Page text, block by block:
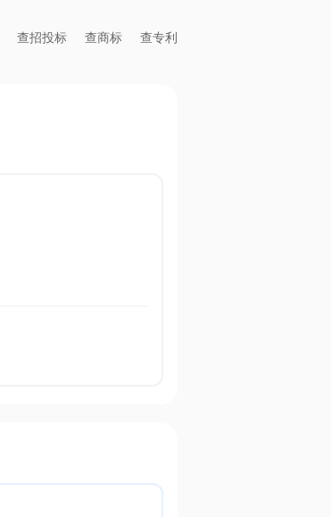
查招投标 查商标 查专利